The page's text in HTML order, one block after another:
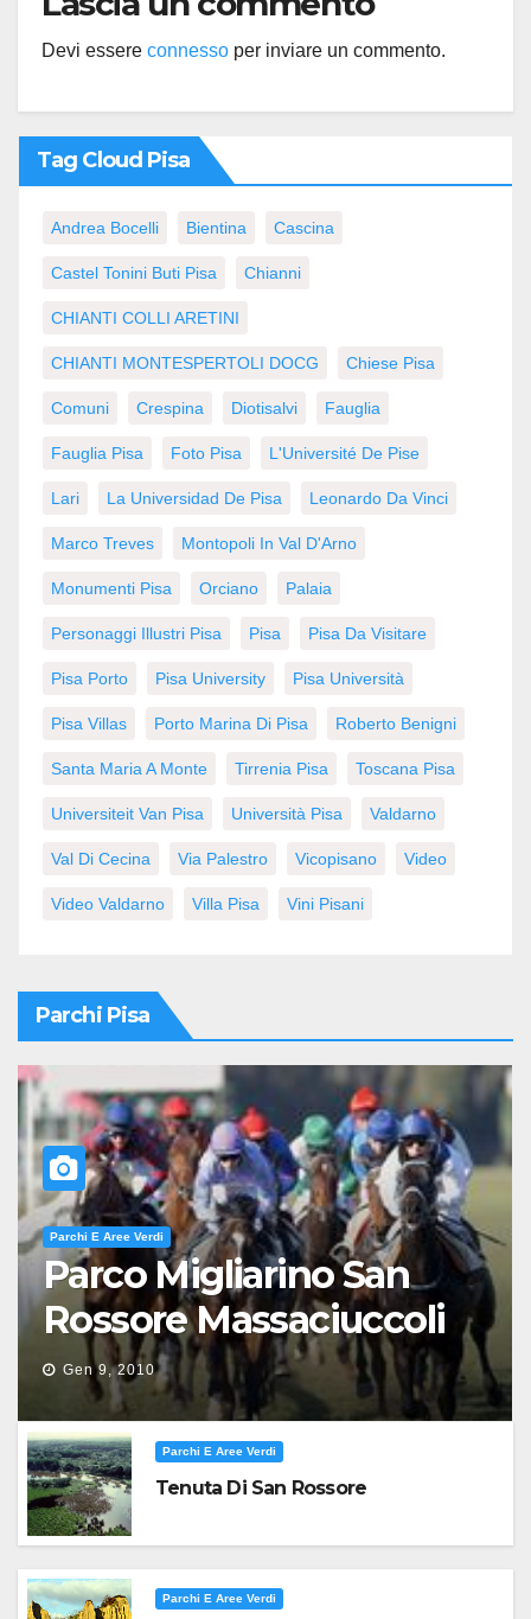
Devi essere connesso per inviare un commento.
Tag Cloud Pisa
Andrea Bocelli Bientina Cascina
Castel Tonini Buti Pisa Chianni
CHIANTI COLLI ARETINI
CHIANTI MONTESPERTOLI DOCG Chiese Pisa
Comuni Crespina Diotisalvi Fauglia
Fauglia Pisa Foto Pisa L'Université De Pise
Lari La Universidad De Pisa Leonardo Da Vinci
Marco Treves Montopoli In Val D'Arno
Monumenti Pisa Orciano Palaia
Personaggi Illustri Pisa Pisa Pisa Da Visitare
Pisa Porto Pisa University Pisa Università
Pisa Villas Porto Marina Di Pisa Roberto Benigni
Santa Maria A Monte Tirrenia Pisa Toscana Pisa
Universiteit Van Pisa Università Pisa Valdarno
Val Di Cecina Via Palestro Vicopisano Video
Video Valdarno Villa Pisa Vini Pisani
Parchi Pisa
Parchi E Aree Verdi
Parco Migliarino San
Rossore Massaciuccoli
Gen 9, 2010
Parchi E Aree Verdi
Tenuta Di San Rossore
Parchi E Aree Verdi